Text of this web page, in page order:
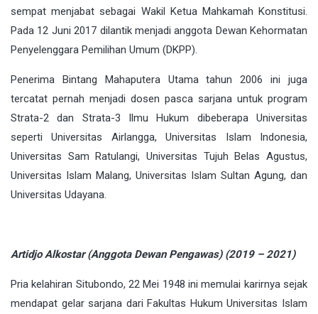
sempat menjabat sebagai Wakil Ketua Mahkamah Konstitusi.
Pada 12 Juni 2017 dilantik menjadi anggota Dewan Kehormatan
Penyelenggara Pemilihan Umum (DKPP).
Penerima Bintang Mahaputera Utama tahun 2006 ini juga
tercatat pernah menjadi dosen pasca sarjana untuk program
Strata-2 dan Strata-3 Ilmu Hukum dibeberapa Universitas
seperti Universitas Airlangga, Universitas Islam Indonesia,
Universitas Sam Ratulangi, Universitas Tujuh Belas Agustus,
Universitas Islam Malang, Universitas Islam Sultan Agung, dan
Universitas Udayana.
Artidjo Alkostar (Anggota Dewan Pengawas) (2019 – 2021)
Pria kelahiran Situbondo, 22 Mei 1948 ini memulai karirnya sejak
mendapat gelar sarjana dari Fakultas Hukum Universitas Islam